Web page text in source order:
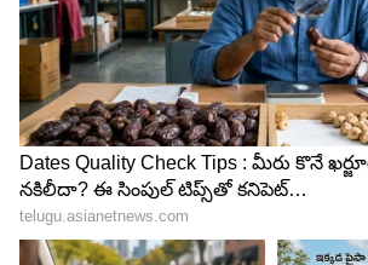
ABOUT THE AUTHOR
MJ Mahesh Jujjuri
మహేశ్ జుజ్జూరి 13 ఏళ్ళకు పైగా తెలుగు జర్నలిస్టుగా పని
చేస్తున్నారు. ఈయన గతంలో 10 టీవీలో